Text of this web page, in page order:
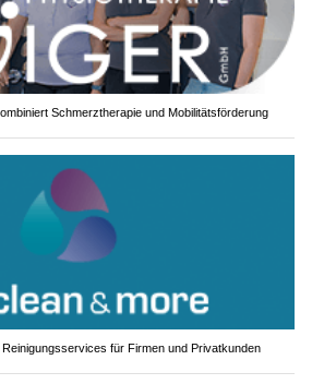
Schmerztherapie und Mobilitätsförderung
für Firmen und Privatkunden